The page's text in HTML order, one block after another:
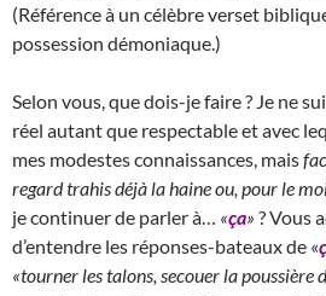
(Référence à un célèbre verset
possession démoniaque.)
Selon vous, que dois-je faire ? Je ne
réel autant que respectable et avec
mes modestes connaissances, mais
regard trahis déjà la haine ou, pour le
je continuer de parler à… «ça» ? Vous
d’entendre les réponses-bateaux de «
«tourner les talons, secouer la poussière